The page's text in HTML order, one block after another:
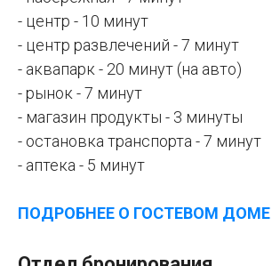
- центр - 10 минут
- центр развлечений - 7 минут
- аквапарк - 20 минут (на авто)
- рынок - 7 минут
- магазин продукты - 3 минуты
- остановка транспорта - 7 минут
- аптека - 5 минут
ПОДРОБНЕЕ О ГОСТЕВОМ ДОМЕ